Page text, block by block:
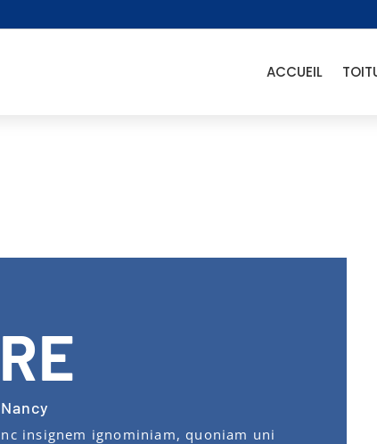
ACCUEIL
insignem ignominiam, quoniam uni